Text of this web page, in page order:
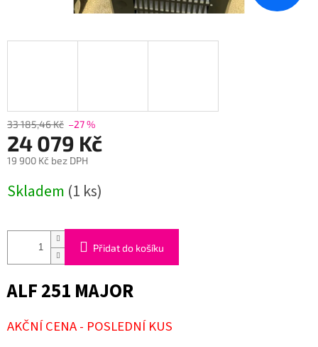
33 185,46 Kč –27 %
24 079 Kč
19 900 Kč bez DPH
cena:
Skladem (1 ks)
Přidat do košíku
ALF 251 MAJOR
AKČNÍ CENA - POSLEDNÍ KUS